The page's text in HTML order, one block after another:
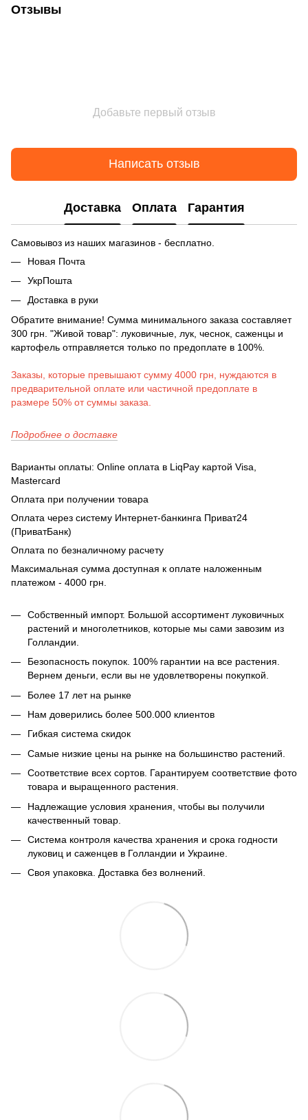
Отзывы
Добавьте первый отзыв
Написать отзыв
Доставка Оплата Гарантия
Самовывоз из наших магазинов - бесплатно.
Новая Почта
УкрПошта
Доставка в руки
Обратите внимание! Сумма минимального заказа составляет
300 грн. "Живой товар": луковичные, лук, чеснок, саженцы и
картофель отправляется только по предоплате в 100%.
Заказы, которые превышают сумму 4000 грн, нуждаются в
предварительной оплате или частичной предоплате в
размере 50% от суммы заказа.
Подробнее о доставке
Варианты оплаты: Online оплата в LiqPay картой Visa,
Mastercard
Оплата при получении товара
Оплата через систему Интернет-банкинга Приват24
(ПриватБанк)
Оплата по безналичному расчету
Максимальная сумма доступная к оплате наложенным
платежом - 4000 грн.
Собственный импорт. Большой ассортимент луковичных
растений и многолетников, которые мы сами завозим из
Голландии.
Безопасность покупок. 100% гарантии на все растения.
Вернем деньги, если вы не удовлетворены покупкой.
Более 17 лет на рынке
Нам доверились более 500.000 клиентов
Гибкая система скидок
Самые низкие цены на рынке на большинство растений.
Соответствие всех сортов. Гарантируем соответствие фото
товара и выращенного растения.
Надлежащие условия хранения, чтобы вы получили
качественный товар.
Система контроля качества хранения и срока годности
луковиц и саженцев в Голландии и Украине.
Своя упаковка. Доставка без волнений.